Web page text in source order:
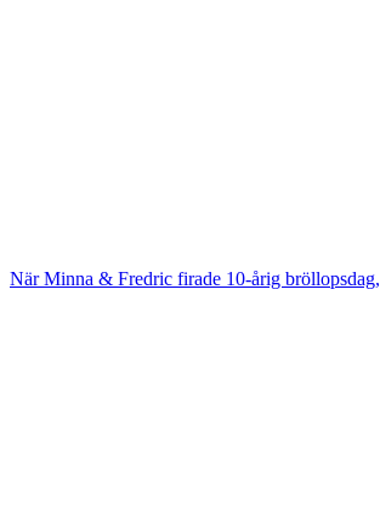
När Minna & Fredric firade 10-årig bröllopsdag,